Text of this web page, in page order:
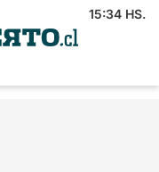
15:34 HS.